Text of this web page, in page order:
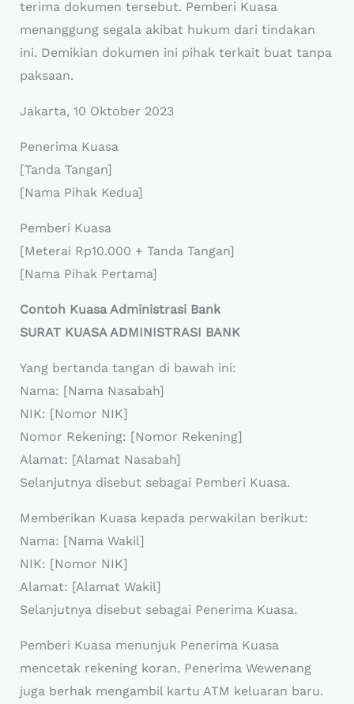
terima dokumen tersebut. Pemberi Kuasa
menanggung segala akibat hukum dari tindakan
ini. Demikian dokumen ini pihak terkait buat tanpa
paksaan.
Jakarta, 10 Oktober 2023
Penerima Kuasa
[Tanda Tangan]
[Nama Pihak Kedua]
Pemberi Kuasa
[Meterai Rp10.000 + Tanda Tangan]
[Nama Pihak Pertama]
Contoh Kuasa Administrasi Bank
SURAT KUASA ADMINISTRASI BANK
Yang bertanda tangan di bawah ini:
Nama: [Nama Nasabah]
NIK: [Nomor NIK]
Nomor Rekening: [Nomor Rekening]
Alamat: [Alamat Nasabah]
Selanjutnya disebut sebagai Pemberi Kuasa.
Memberikan Kuasa kepada perwakilan berikut:
Nama: [Nama Wakil]
NIK: [Nomor NIK]
Alamat: [Alamat Wakil]
Selanjutnya disebut sebagai Penerima Kuasa.
Pemberi Kuasa menunjuk Penerima Kuasa
mencetak rekening koran. Penerima Wewenang
juga berhak mengambil kartu ATM keluaran baru.